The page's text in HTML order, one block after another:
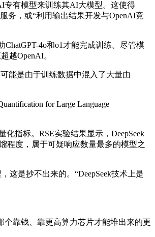
专有模型来训练其AI大模型。这使得
务，或“利用输出结果开发与OpenAI竞
4o和o1才能完成训练。尽管模
越OpenAI。
能是由于训练数据中混入了大量由
for Large Language
指标。RSE实验结果显示，DeepSeek
程度，属于可疑响应数量最多的模型之
这是抄不出来的。“DeepSeek技术上是
靠钱、靠更高算力芯片才能堆出来的更